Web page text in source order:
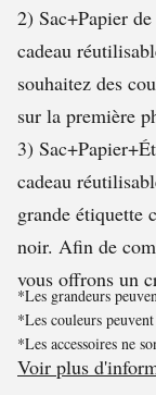
2) Sac+Papier
cadeau
souhaitez des
sur la première
3)
cadeau
grande étiquette
noir. Afin de
vous offrons un
*Les grandeurs
*Les couleurs
*Les accessoires ne
Voir plus